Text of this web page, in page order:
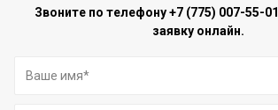
Звоните по телефону+7 (775) 007-55-01
заявку онлайн.